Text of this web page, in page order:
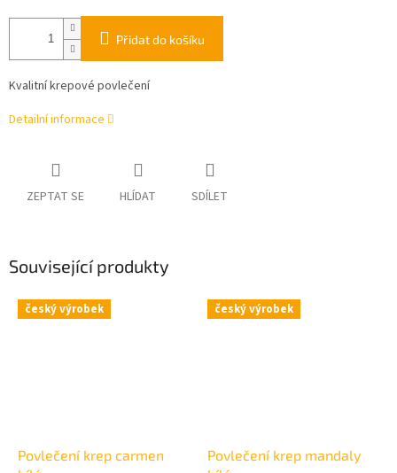
Přidat do košíku
Kvalitní krepové povlečení
Detailní informace
ZEPTAT SE HLÍDAT SDÍLET
Související produkty
český výrobek
Povlečení krep carmen
český výrobek
Povlečení krep mandaly